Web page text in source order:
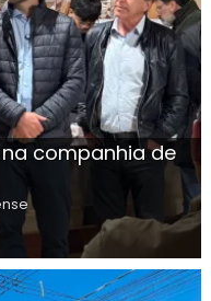
companhia de